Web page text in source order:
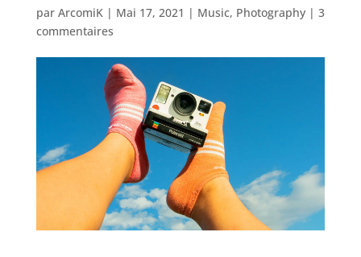
par ArcomiK| Mai 17, 2021 | Music, Photography| 3
commentaires